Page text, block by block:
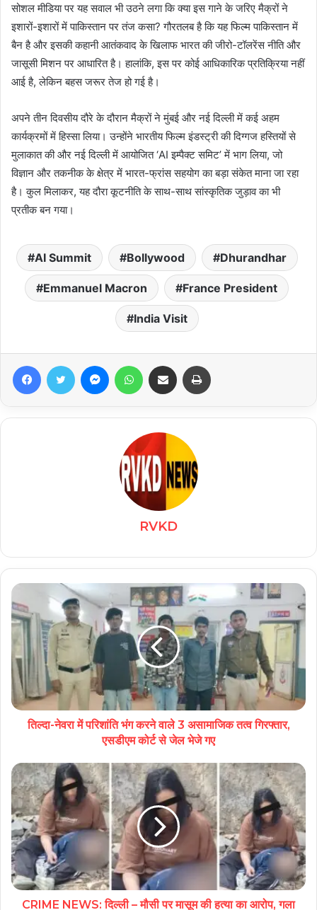
सोशल मीडिया पर यह सवाल भी उठने लगा कि क्या इस गाने के जरिए मैक्रों ने
इशारों-इशारों में पाकिस्तान पर तंज कसा? गौरतलब है कि यह फिल्म पाकिस्तान में
बैन है और इसकी कहानी आतंकवाद के खिलाफ भारत की जीरो-टॉलरेंस नीति और
जासूसी मिशन पर आधारित है। हालांकि, इस पर कोई आधिकारिक प्रतिक्रिया नहीं
आई है, लेकिन बहस जरूर तेज हो गई है।
अपने तीन दिवसीय दौरे के दौरान मैक्रों ने मुंबई और नई दिल्ली में कई अहम
कार्यक्रमों में हिस्सा लिया। उन्होंने भारतीय फिल्म इंडस्ट्री की दिग्गज हस्तियों से
मुलाकात की और नई दिल्ली में आयोजित ‘AI इम्पैक्ट समिट’ में भाग लिया, जो
विज्ञान और तकनीक के क्षेत्र में भारत-फ्रांस सहयोग का बड़ा संकेत माना जा रहा
है। कुल मिलाकर, यह दौरा कूटनीति के साथ-साथ सांस्कृतिक जुड़ाव का भी
प्रतीक बन गया।
AI Summit Bollywood Dhurandhar
Emmanuel Macron France President
India Visit
FacebookTwitter MessengerWhatsAppShare via Email
RVKD
तिल्दा-नेवरा में परिशांति भंग करने वाले 3 असामाजिक तत्व गिरफ्तार,
एसडीएम कोर्ट से जेल भेजे गए
CRIME NEWS: दिल्ली – मौसी पर मासूम की हत्या का आरोप, गला